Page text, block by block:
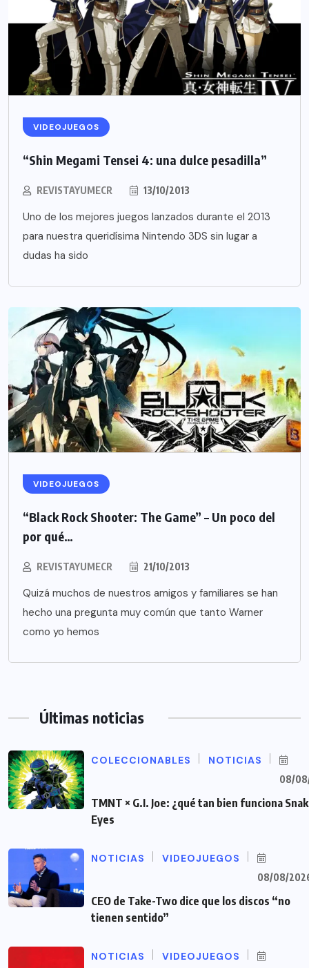
VIDEOJUEGOS
“Shin Megami Tensei 4: una dulce pesadilla”
REVISTAYUMECR 13/10/2013
Uno de los mejores juegos lanzados durante el 2013
para nuestra queridísima Nintendo 3DS sin lugar a
dudas ha sido
VIDEOJUEGOS
“Black Rock Shooter: The Game” – Un poco del
por qué…
REVISTAYUMECR 21/10/2013
Quizá muchos de nuestros amigos y familiares se han
hecho una pregunta muy común que tanto Warner
como yo hemos
Últimas noticias
COLECCIONABLES NOTICIAS
08/
TMNT × G.I. Joe: ¿qué tan bien funciona
Eyes
NOTICIAS VIDEOJUEGOS
08/08/
CEO de Take-Two dice que los discos “no
tienen sentido”
NOTICIAS VIDEOJUEGOS